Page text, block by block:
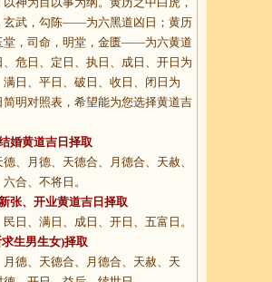
玄武，勾陈——为六黑道凶日；黄历
堂，司命，明堂，金匮——为六黄道
危日、定日、执日、成日、开日为
日、平日、破日、收日、闭日为
明对照表，希望能为您选择黄道吉
结婚黄道吉日择取
、月德、天德合、月德合、天赦、
合、不将日。
张、开业黄道吉日择取
日、满日、成日、开日、五富日。
生男生女)择取
德、天德合、月德合、天赦、天